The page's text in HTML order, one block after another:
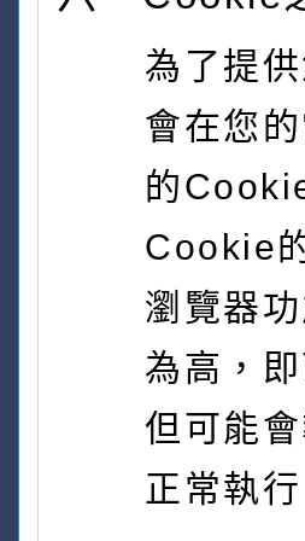
為了提
會在您
的
Cookie
瀏覽器
為高，
但可能
正常執行